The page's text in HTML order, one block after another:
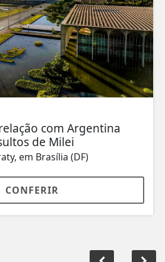
com Argentina
de Milei
em Brasília (DF)
CONFERIR